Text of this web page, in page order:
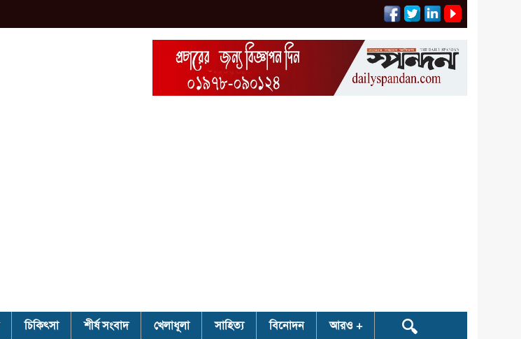
চিকিৎসা শীর্ষ সংবাদ খেলাধূলা সাহিত্য বিনোদন আরও 🔍